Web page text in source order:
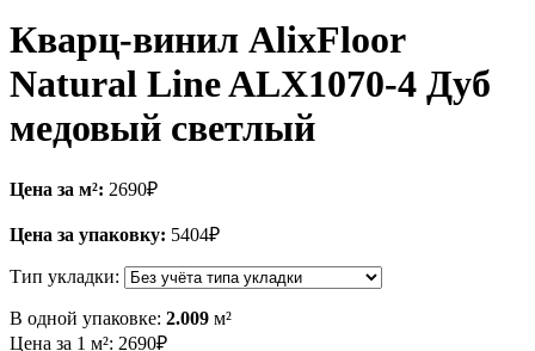
Кварц-винил AlixFloor
Natural Line ALX1070-4 Дуб
медовый светлый
Цена за м²: 2690₽
Цена за упаковку: 5404₽
Тип укладки:
В одной упаковке: 2.009 м²
Цена за 1 м²: 2690₽